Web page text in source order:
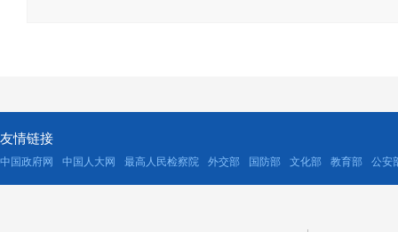
友情链接
中国政府网 中国人大网 最高人民检察院 外交部 国防部 文化部 教育部 公安